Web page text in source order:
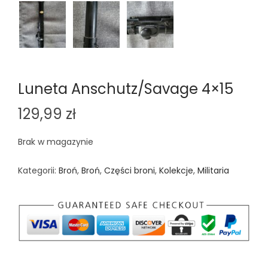
Luneta Anschutz/Savage 4×15
129,99 zł
Brak w magazynie
Kategorii: Broń, Broń, Części broni, Kolekcje, Militaria